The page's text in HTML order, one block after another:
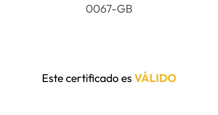
0067-GB
Este certificado es VÁLIDO